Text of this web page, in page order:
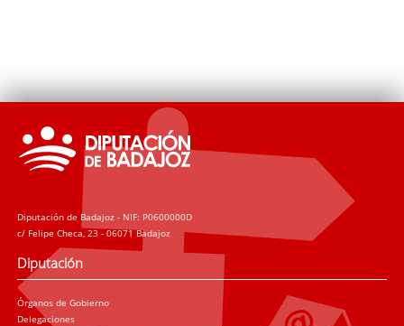
Diputación de Badajoz - NIF: P0600000D
c/ Felipe Checa, 23 - 06071 Badajoz
Diputación
Órganos de Gobierno
Delegaciones